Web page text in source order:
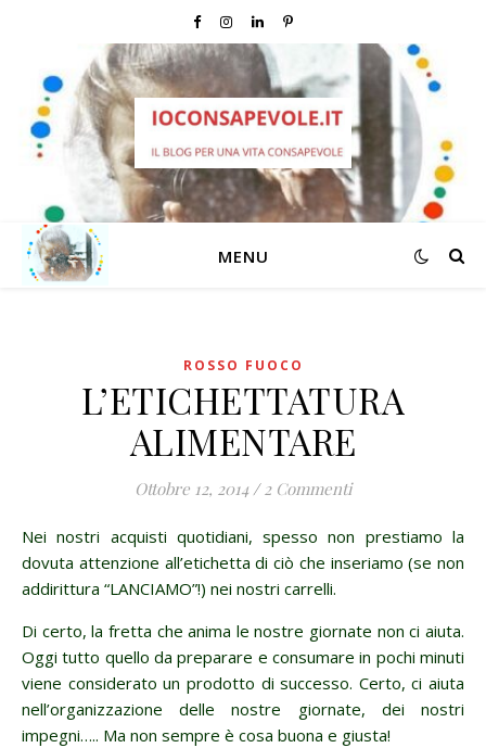
MENU
ROSSO FUOCO
L’ETICHETTATURA
ALIMENTARE
Ottobre 12, 2014 / 2 Commenti
Nei nostri acquisti quotidiani, spesso non prestiamo la
dovuta attenzione all’etichetta di ciò che inseriamo (se non
addirittura “LANCIAMO”!) nei nostri carrelli.
Di certo, la fretta che anima le nostre giornate non ci aiuta.
Oggi tutto quello da preparare e consumare in pochi minuti
viene considerato un prodotto di successo. Certo, ci aiuta
nell’organizzazione delle nostre giornate, dei nostri
impegni….. Ma non sempre è cosa buona e giusta!